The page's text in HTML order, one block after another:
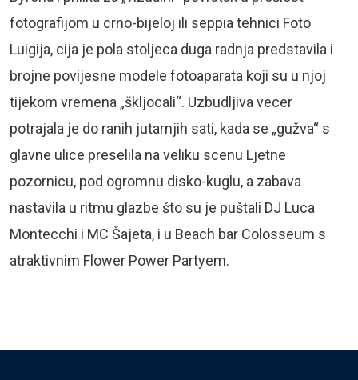
fotografijom u crno-bijeloj ili seppia tehnici Foto
Luigija, cija je pola stoljeca duga radnja predstavila i
brojne povijesne modele fotoaparata koji su u njoj
tijekom vremena „škljocali“. Uzbudljiva vecer
potrajala je do ranih jutarnjih sati, kada se „gužva“ s
glavne ulice preselila na veliku scenu Ljetne
pozornicu, pod ogromnu disko-kuglu, a zabava
nastavila u ritmu glazbe što su je puštali DJ Luca
Montecchi i MC Šajeta, i u Beach bar Colosseum s
atraktivnim Flower Power Partyem.